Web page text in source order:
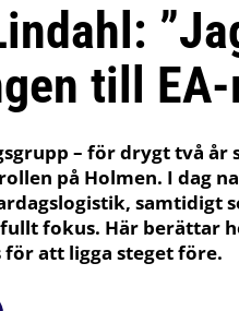
till
– för drygt två år
på Holmen. I dag
samtidigt
fokus. Här berättar
att ligga steget före.